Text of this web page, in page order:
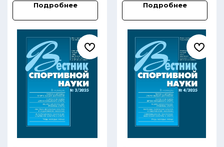
Подробнее Подробнее